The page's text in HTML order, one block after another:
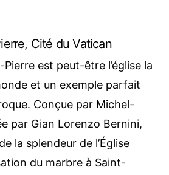
Cité du Vatican
est peut-être l’église la
et un exemple parfait
Conçue par Michel-
par Gian Lorenzo Bernini,
la splendeur de l’Église
du marbre à Saint-